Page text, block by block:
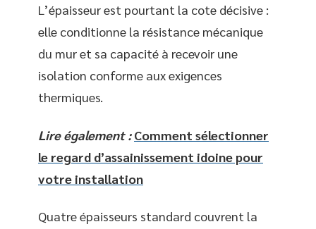
L’épaisseur est pourtant la cote décisive :
elle conditionne la résistance mécanique
du mur et sa capacité à recevoir une
isolation conforme aux exigences
thermiques.
Lire également : Comment sélectionner
le regard d’assainissement idoine pour
votre installation
Quatre épaisseurs standard couvrent la